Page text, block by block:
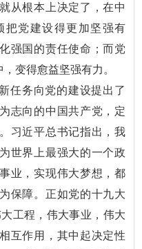
从根本上决定了，在中
把党建设得更加坚强有
强国的责任使命；而党
变得愈益坚强有力。
任务向党的建设提出了
志向的中国共产党，定
习近平总书记指出，我
世界上最强大的一个政
业，实现伟大梦想，都
保障。正如党的十九大
工程，伟大事业，伟大
互作用，其中起决定性